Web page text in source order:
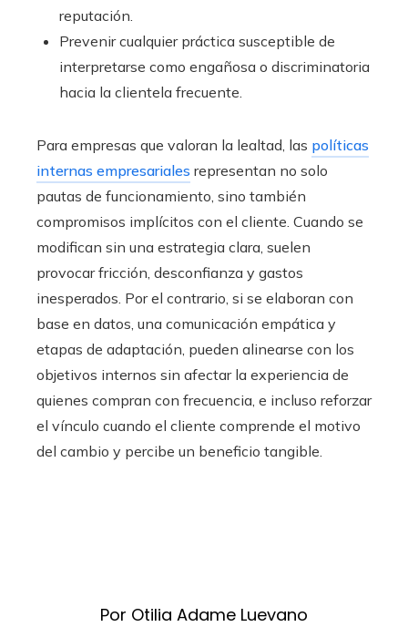
reputación.
Prevenir cualquier práctica susceptible de
interpretarse como engañosa o discriminatoria
hacia la clientela frecuente.
Para empresas que valoran la lealtad, las políticas
internas empresariales representan no solo
pautas de funcionamiento, sino también
compromisos implícitos con el cliente. Cuando se
modifican sin una estrategia clara, suelen
provocar fricción, desconfianza y gastos
inesperados. Por el contrario, si se elaboran con
base en datos, una comunicación empática y
etapas de adaptación, pueden alinearse con los
objetivos internos sin afectar la experiencia de
quienes compran con frecuencia, e incluso reforzar
el vínculo cuando el cliente comprende el motivo
del cambio y percibe un beneficio tangible.
Por Otilia Adame Luevano